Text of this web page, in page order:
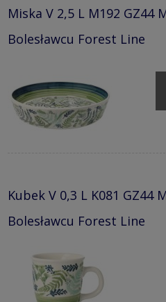
Miska V 2,5 L M192 GZ44
Bolesławcu Forest Line
Kubek V 0,3 L K081 GZ44
Bolesławcu Forest Line